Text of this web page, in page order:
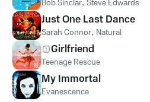
Bob Sinclar Steve Edwards
Just One Last Dance
Sarah Connor, Natural
Girlfriend
Teenage Rescue
My Immortal
Evanescence